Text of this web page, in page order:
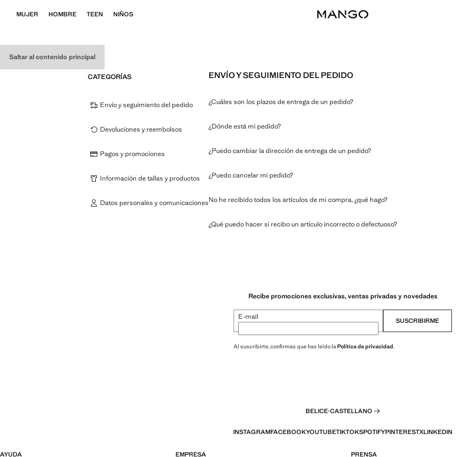
Saltar al contenido principal
MUJER HOMBRE TEEN NIÑOS
ENVÍO Y SEGUIMIENTO DEL PEDIDO
¿Cuáles son los plazos de entrega de un pedido?
¿Dónde está mi pedido?
¿Puedo cambiar la dirección de entrega de un pedido?
¿Puedo cancelar mi pedido?
No he recibido todos los artículos de mi compra, ¿qué hago?
¿Qué puedo hacer si recibo un artículo incorrecto o defectuoso?
CATEGORÍAS
Envío y seguimiento del pedido
Devoluciones y reembolsos
Pagos y promociones
Información de tallas y productos
Datos personales y comunicaciones
Recibe promociones exclusivas, ventas privadas y novedades
E-mail SUSCRIBIRME
Al suscribirte, confirmas que has leído la Política de privacidad.
BELICE·CASTELLANO
INSTAGRAMFACEBOOKYOUTUBETIKTOKSPOTIFYPINTERESTXLINKEDIN
AYUDA EMPRESA PRENSA